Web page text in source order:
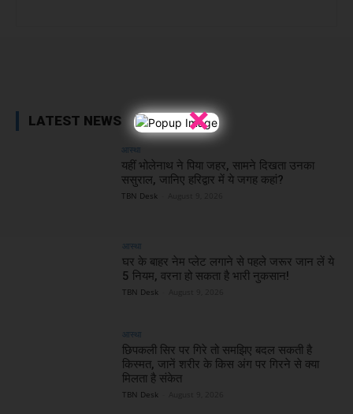
×
LATEST NEWS
आस्था
यहीं भोलेनाथ ने पिया जहर, सामने दिखता उनका
ससुराल, जानिए हरिद्वार में ये जगह कहां?
TBN Desk
आस्था
घर के बाहर नेम प्लेट लगाने से पहले जरूर जान लें ये
5 नियम, वरना हो सकता है भारी नुकसान!
TBN Desk
आस्था
छिपकली सिर पर गिरे तो समझिए बदल सकती है
किस्मत, जानें शरीर के किस अंग पर गिरने से क्या
मिलता है संकेत
TBN Desk